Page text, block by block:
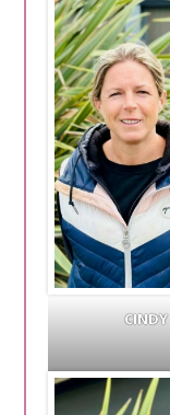
CINDY